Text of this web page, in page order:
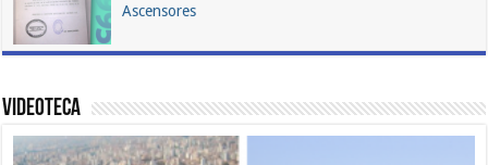
Ascensores
Videoteca